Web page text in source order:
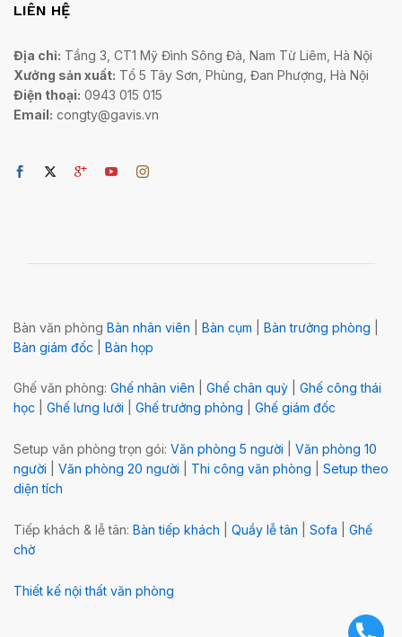
LIÊN HỆ
Địa chỉ: Tầng 3, CT1 Mỹ Đình Sông Đà, Nam Từ Liêm, Hà Nội
Xưởng sản xuất: Tổ 5 Tây Sơn, Phùng, Đan Phượng, Hà Nội
Điện thoại: 0943 015 015
Email: congty@gavis.vn
Bàn văn phòng Bàn nhân viên Bàn cụm Bàn trưởng phòng
Bàn giám đốc
Bàn họp
Ghế văn phòng: Ghế nhân viên Ghế chân quỳ
Ghế công thái
học
Ghế lưng lưới Ghế trưởng phòng Ghế giám đốc
Setup văn phòng trọn gói: Văn phòng 5 người
Văn phòng 10
người
Văn phòng 20 người Thi công văn phòng
Setup theo
diện tích
Tiếp khách & lễ tân: Bàn tiếp khách Quầy lễ tân Sofa
Ghế
chờ
Thiết kế nội thất văn phòng